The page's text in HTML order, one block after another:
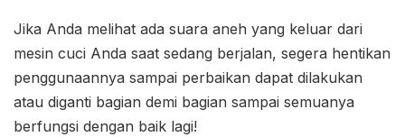
Jika Anda melihat ada suara aneh yang keluar dari
mesin cuci Anda saat sedang berjalan, segera hentikan
penggunaannya sampai perbaikan dapat dilakukan
atau diganti bagian demi bagian sampai semuanya
berfungsi dengan baik lagi!